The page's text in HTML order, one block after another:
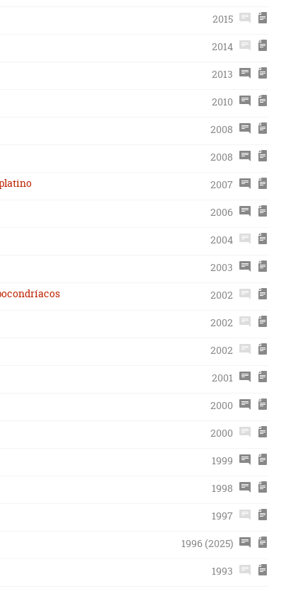
2015
2014
2013
2010
2008
2008
2007
2006
2004
2003
2002
2002
2002
2001
2000
2000
1999
1998
1997
1996 (2025)
1993